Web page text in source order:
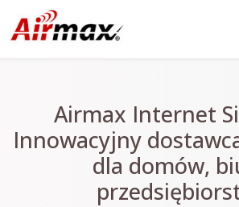
Airmax Internet
Innowacyjny
dla domów,